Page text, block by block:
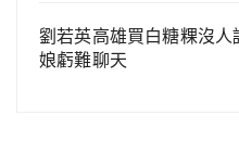
劉若英高雄買白糖粿沒
娘虧難聊天